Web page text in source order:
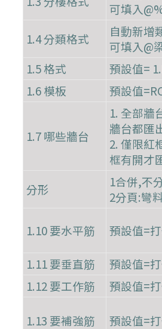
可填入
1.4 分類格式
自動新增
可填入@
1.5 格式
預設值=
1.6 模板
預設值
1.7 哪些牆台
1. 全部牆
牆台都匯
2. 僅限紅
框有開才
分形
1合併,不
2分頁:彎
1.10 要水平筋 預設值=
1.11 要垂直筋
預設值=
1.12 要工作筋
預設值=
1.13 要補強筋 預設值=